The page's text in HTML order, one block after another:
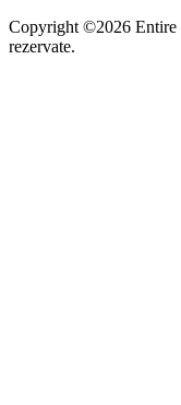
Copyright ©2026 Entire
rezervate.